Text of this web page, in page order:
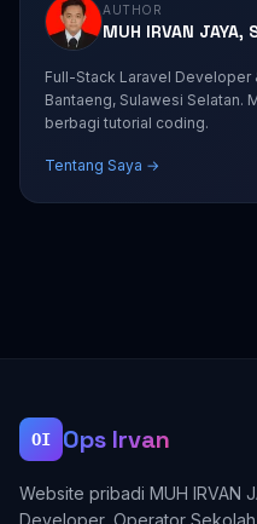
AUTHOR
MUH IRVAN JAYA,
Full-Stack Laravel Developer
Bantaeng, Sulawesi Selatan.
berbagi tutorial coding.
Tentang Saya →
OI Ops Irvan
Website pribadi MUH IRVAN
Developer, Operator